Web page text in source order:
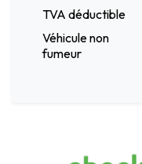
TVA déductible
Véhicule non
fumeur